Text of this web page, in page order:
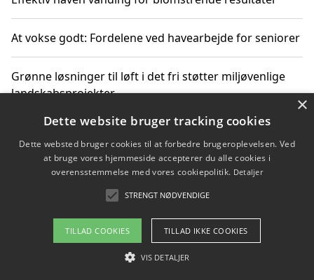
At vokse godt: Fordelene ved havearbejde for seniorer
Grønne løsninger til løft i det fri støtter miljøvenlige
landskabsprojekter
Gør haven til et frirum for familien og naturen
Copyright 2026 - Pilanto Aps
Om / kontakt
Blog Betingelser
×
Dette website bruger tracking cookies
Dette websted bruger cookies til at forbedre brugeroplevelsen. Ved
at bruge vores hjemmeside accepterer du alle cookies i
overensstemmelse med vores cookiepolitik. Detaljer
STRENGT NØDVENDIGE
TILLAD COOKIES TILLAD IKKE COOKIES
VIS DETALJER